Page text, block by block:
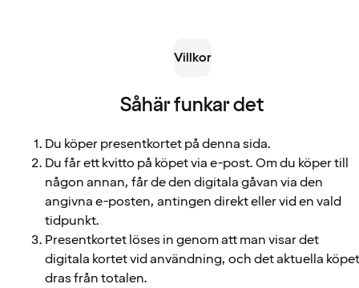
Villkor
Såhär funkar det
Du köper presentkortet på denna sida.
Du får ett kvitto på köpet via e-post. Om du köper till
någon annan, får de den digitala gåvan via den
angivna e-posten, antingen direkt eller vid en vald
tidpunkt.
Presentkortet löses in genom att man visar det
digitala kortet vid användning, och det aktuella köpet
dras från totalen.